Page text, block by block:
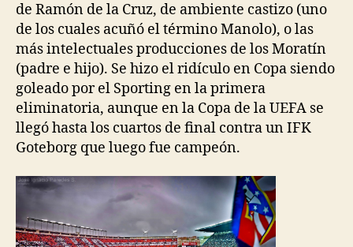
de Ramón de la Cruz, de ambiente castizo (uno
de los cuales acuñó el término Manolo), o las
más intelectuales producciones de los Moratín
(padre e hijo). Se hizo el ridículo en Copa siendo
goleado por el Sporting en la primera
eliminatoria, aunque en la Copa de la UEFA se
llegó hasta los cuartos de final contra un IFK
Goteborg que luego fue campeón.